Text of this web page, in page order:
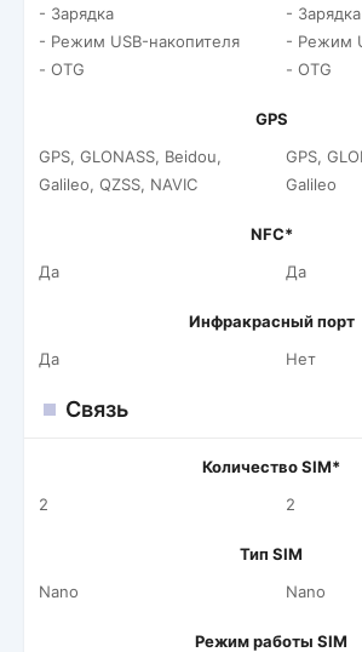
- Зарядка
- Режим USB-накопителя
- OTG
- Зарядка
- Режим
- OTG
GPS
GPS, GLONASS, Beidou,
Galileo, QZSS, NAVIC
GPS,
Galileo
NFC*
Да
Да
Инфракрасный порт
Да
Нет
Связь
Количество SIM*
2
2
Тип SIM
Nano
Nano
Режим работы SIM